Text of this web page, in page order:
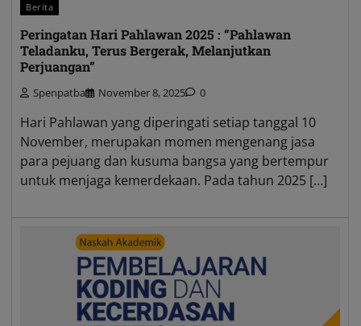
Berita
Peringatan Hari Pahlawan 2025 : “Pahlawan
Teladanku, Terus Bergerak, Melanjutkan
Perjuangan”
Spenpatba November 8, 2025 0
Hari Pahlawan yang diperingati setiap tanggal 10
November, merupakan momen mengenang jasa
para pejuang dan kusuma bangsa yang bertempur
untuk menjaga kemerdekaan. Pada tahun 2025 […]